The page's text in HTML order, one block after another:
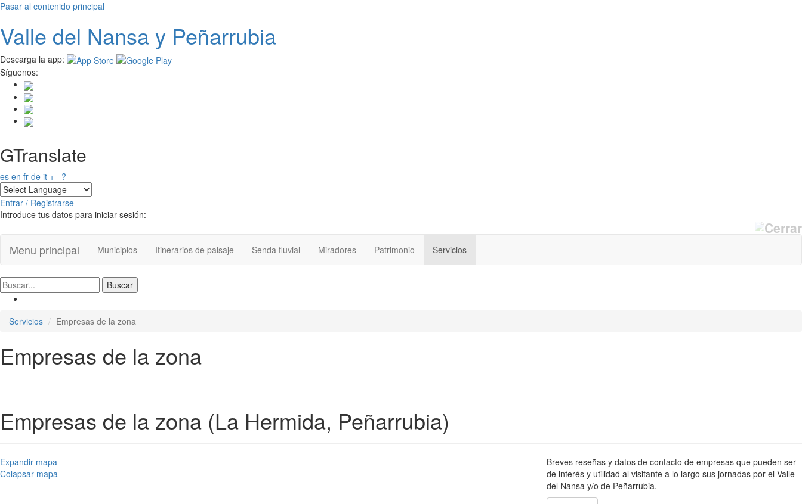
Pasar al contenido principal
Valle del Nansay Peñarrubia
Descarga la app:
Síguenos:
GTranslate
es en fr de it + ?
Entrar / Registrarse
Introduce tus datos para iniciar sesión:
Menu principal Municipios Itinerarios de paisaje Senda fluvial Miradores Patrimonio Servicios
Servicios Empresas de la zona
Empresas de la zona
Empresas de la zona (La Hermida, Peñarrubia)
Expandir mapa
Colapsar mapa
Breves reseñas y datos de contacto de empresas que pueden ser
de interés y utilidad al visitante a lo largo sus jornadas por el Valle
del Nansa y/o de Peñarrubia.